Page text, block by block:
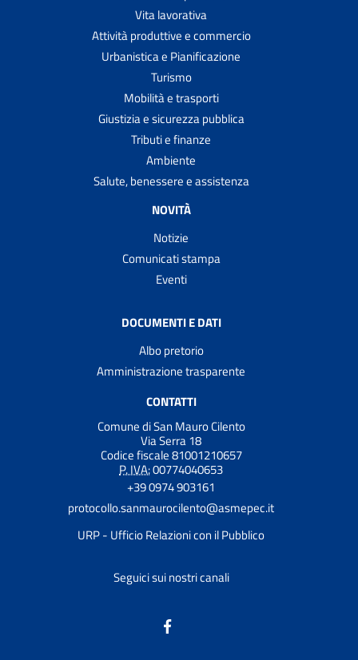
Vita lavorativa
Attività produttive e commercio
Urbanistica e Pianificazione
Turismo
Mobilità e trasporti
Giustizia e sicurezza pubblica
Tributi e finanze
Ambiente
Salute, benessere e assistenza
NOVITÀ
Notizie
Comunicati stampa
Eventi
DOCUMENTI E DATI
Albo pretorio
Amministrazione trasparente
CONTATTI
Comune di San Mauro Cilento
Via Serra 18
Codice fiscale 81001210657
P. IVA:00774040653
+39 0974 903161
protocollo.sanmaurocilento@asmepec.it
URP - Ufficio Relazioni con il Pubblico
Seguici sui nostri canali